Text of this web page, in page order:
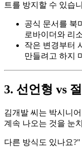
트를 방지할 수 있습
공식 문서를 북
로바이더와 리
작은 변경부터
만들려고 하지
3. 선언형 vs
김개발 씨는 박시니
계속 나오는 것을 눈
다른 방식도 있나요